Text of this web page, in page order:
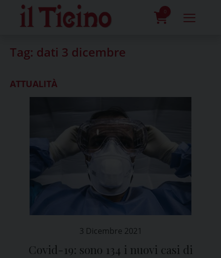
content
0
Tag: dati 3 dicembre
ATTUALITÀ
3 Dicembre 2021
Covid-19: sono 134 i nuovi casi di